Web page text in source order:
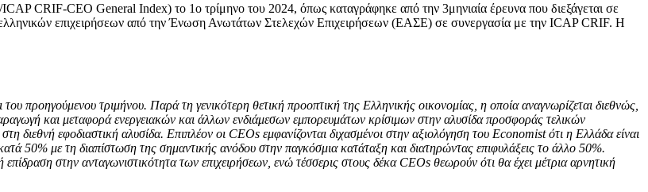
CRIF-CEO General Index) το 1ο τρίμηνο του 2024, όπως καταγράφηκε από την 3μηνιαία έρευνα που διεξάγεται σε
επιχειρήσεων από την Ένωση Ανωτάτων Στελεχών Επιχειρήσεων (ΕΑΣΕ) σε συνεργασία με την ICAP CRIF. Η
προηγούμενου τριμήνου. Παρά τη γενικότερη θετική προοπτική της Ελληνικής οικονομίας, η οποία αναγνωρίζεται διεθνώς,
και μεταφορά ενεργειακών και άλλων ενδιάμεσων εμπορευμάτων κρίσιμων στην αλυσίδα προσφοράς τελικών
εφοδιαστική αλυσίδα. Επιπλέον οι CEOs εμφανίζονται διχασμένοι στην αξιολόγηση του Economist ότι η Ελλάδα είναι
50% με τη διαπίστωση της σημαντικής ανόδου στην παγκόσμια κατάταξη και διατηρώντας επιφυλάξεις το άλλο 50%.
στην ανταγωνιστικότητα των επιχειρήσεων, ενώ τέσσερις στους δέκα CEOs θεωρούν ότι θα έχει μέτρια αρνητική